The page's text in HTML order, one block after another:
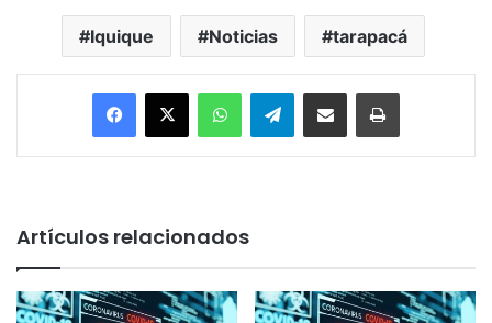
Iquique Noticias tarapacá
Facebook
X WhatsAppTelegramEnviar vía email Imprimir
Artículos relacionados